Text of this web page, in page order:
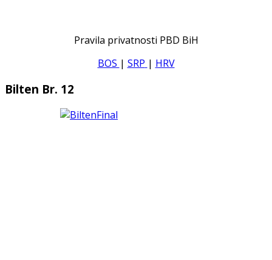
Pravila privatnosti PBD BiH
BOS | SRP | HRV
Bilten Br. 12